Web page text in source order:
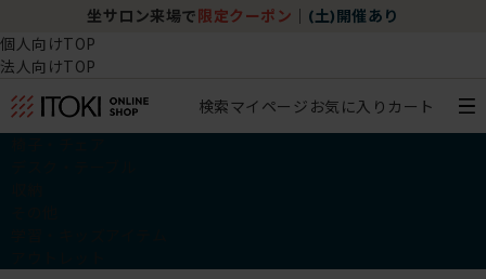
坐サロン来場で 限定クーポン (土)開催あり
個人向けTOP
法人向けTOP
検索マイページ お気に入り カート